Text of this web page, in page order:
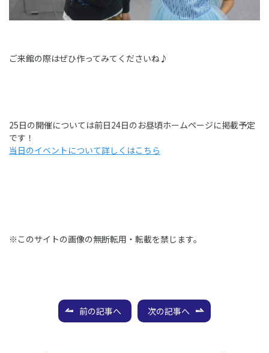
ご来館の際はぜひ作ってみてくださいね♪
25日の開催については前日24日のお昼頃ホームページに掲載予定
です！
当日のイベントについて詳しくはこちら
※このサイトの画像の無断転用・転載を禁じます。
前の記事へ 次の記事へ